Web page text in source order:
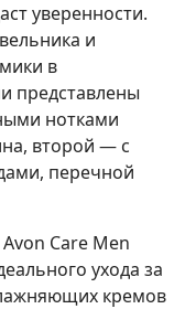
уверенности.
и
в
представлены
нотками
второй — с
перечной
Care Men
ухода за
кремов